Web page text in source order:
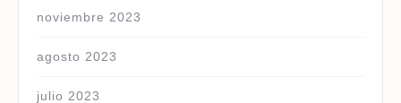
noviembre 2023
agosto 2023
julio 2023